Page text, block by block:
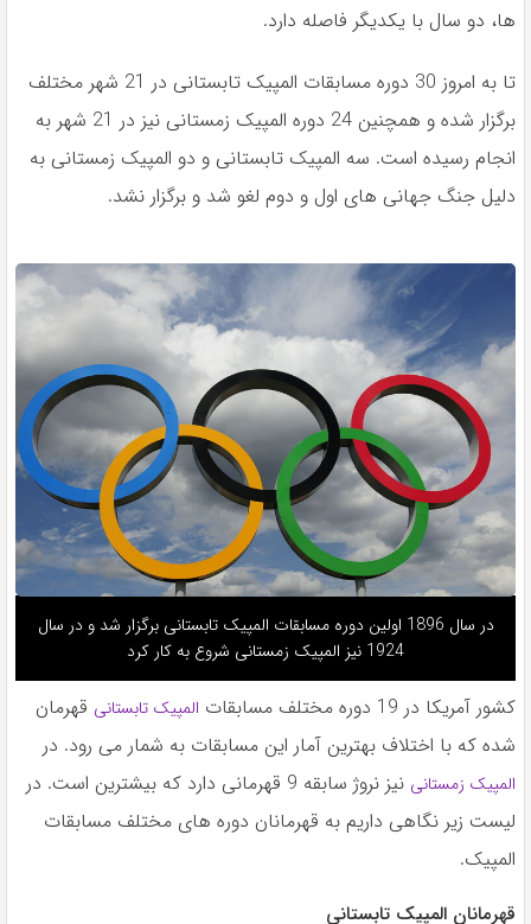
ها، دو سال با یکدیگر فاصله دارد.
تا به امروز 30 دوره مسابقات المپیک تابستانی در 21 شهر مختلف
برگزار شده و همچنین 24 دوره المپیک زمستانی نیز در 21 شهر به
انجام رسیده است. سه المپیک تابستانی و دو المپیک زمستانی به
دلیل جنگ جهانی های اول و دوم لغو شد و برگزار نشد.
در سال 1896 اولین دوره مسابقات المپیک تابستانی برگزار شد و در سال
1924 نیز المپیک زمستانی شروع به کار کرد
کشور آمریکا در 19 دوره مختلف مسابقات المپیک تابستانی قهرمان
شده که با اختلاف بهترین آمار این مسابقات به شمار می رود. در
المپیک زمستانی
نیز نروژ سابقه 9 قهرمانی دارد که بیشترین است. در
لیست زیر نگاهی داریم به قهرمانان دوره های مختلف مسابقات
المپیک.
قهرمانان المپیک تابستانی